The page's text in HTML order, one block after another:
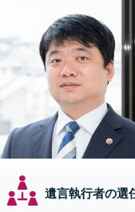
遺言執行者の選